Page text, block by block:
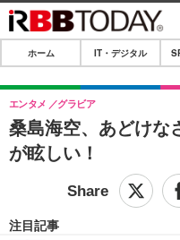
ホーム
IT・デジタル
IT・デジタルTOP
ショッピング
SPEED TEST
エンタメTOP
ホーム IT・デジタル
桑島海空、あどけな
が眩しい！
エンタメ グラビア
注目記事